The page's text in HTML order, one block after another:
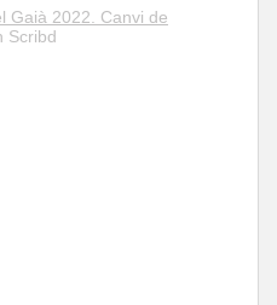
Gaià 2022. Canvi de
Scribd